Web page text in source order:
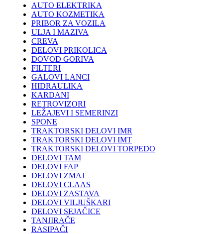
AUTO ELEKTRIKA
AUTO KOZMETIKA
PRIBOR ZA VOZILA
ULJA I MAZIVA
CREVA
DELOVI PRIKOLICA
DOVOD GORIVA
FILTERI
GALOVI LANCI
HIDRAULIKA
KARDANI
RETROVIZORI
LEŽAJEVI I SEMERINZI
SPONE
TRAKTORSKI DELOVI IMR
TRAKTORSKI DELOVI IMT
TRAKTORSKI DELOVI TORPEDO
DELOVI TAM
DELOVI FAP
DELOVI ZMAJ
DELOVI CLAAS
DELOVI ZASTAVA
DELOVI VILJUŠKARI
DELOVI SEJAČICE
TANJIRAČE
RASIPAČI